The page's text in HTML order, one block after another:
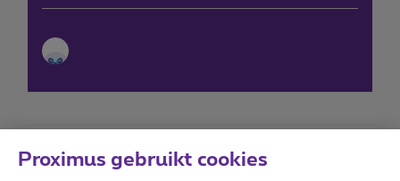
Proximus gebruikt cookies